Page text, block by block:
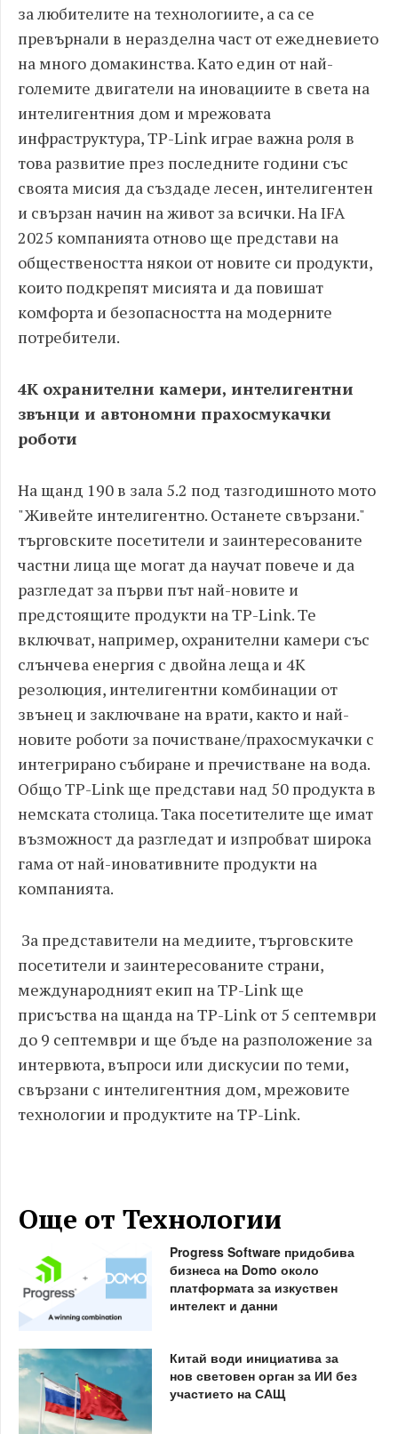
за любителите на технологиите, a са се
превърнали в неразделна част от ежедневието
на много домакинства. Като един от най-
големите двигатели на иновациите в света на
интелигентния дом и мрежовата
инфраструктура, TP-Link играе важна роля в
това развитие през последните години със
своята мисия да създаде лесен, интелигентен
и свързан начин на живот за всички. На IFA
2025 компанията отново ще представи на
обществеността някои от новите си продукти,
които подкрепят мисията и да повишат
комфорта и безопасността на модерните
потребители.
4K охранителни камери, интелигентни
звънци и автономни прахосмукачки
роботи
На щанд 190 в зала 5.2 под тазгодишното мото
"Живейте интелигентно. Останете свързани."
търговските посетители и заинтересованите
частни лица ще могат да научат повече и да
разгледат за първи път най-новите и
предстоящите продукти на TP-Link. Те
включват, например, охранителни камери със
слънчева енергия с двойна леща и 4К
резолюция, интелигентни комбинации от
звънец и заключване на врати, както и най-
новите роботи за почистване/прахосмукачки с
интегрирано събиране и пречистване на вода.
Общо TP-Link ще представи над 50 продукта в
немската столица. Така посетителите ще имат
възможност да разгледат и изпробват широка
гама от най-иновативните продукти на
компанията.
За представители на медиите, търговските
посетители и заинтересованите страни,
международният екип на TP-Link ще
присъства на щанда на TP-Link от 5 септември
до 9 септември и ще бъде на разположение за
интервюта, въпроси или дискусии по теми,
свързани с интелигентния дом, мрежовите
технологии и продуктите на TP-Link.
Още от Технологии
Progress Software придобива
бизнеса на Domo около
платформата за изкуствен
интелект и данни
Китай води инициатива за
нов световен орган за ИИ без
участието на САЩ